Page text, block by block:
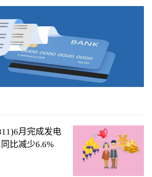
月完成发电
比减少6.6%